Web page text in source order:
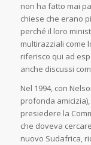
non ha fatto mai
chiese che erano
perché il loro
multirazziali come
riferisco qui ad
anche discussi
Nel 1994, con
profonda
presiedere la
che doveva
nuovo Sudafrica,